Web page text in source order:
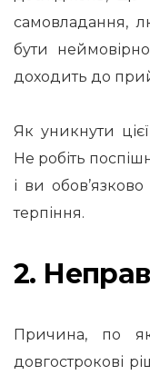
самовладання,
бути
доходить до
Як уникнути
Не робіть
і ви
терпіння.
2.
Причина, по
довгострокові